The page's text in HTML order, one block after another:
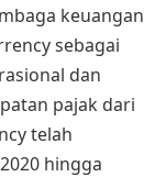
keuangan
sebagai
dan
pajak dari
telah
hingga